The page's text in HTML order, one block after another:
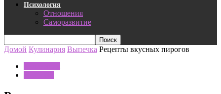
Психология
Отношения
Саморазвитие
Домой Кулинария Выпечка Рецепты вкусных пирогов